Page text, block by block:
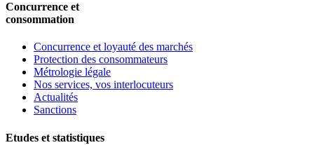
Concurrence et
consommation
Concurrence et loyauté des marchés
Protection des consommateurs
Métrologie légale
Nos services, vos interlocuteurs
Actualités
Sanctions
Etudes et statistiques